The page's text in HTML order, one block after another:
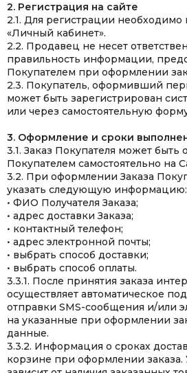
2. Регистрация на сайте
2.1. Для регистрации
«Личный кабинет».
2.2. Продавец не несет
правильность информации,
Покупателем при оформлении
2.3. Покупатель, оформивший
может быть зарегистрирован
или через самостоятельную
3. Оформление и сроки
3.1. Заказ Покупателя может быть
Покупателем самостоятельно на
3.2. При оформлении Заказа
указать следующую информацию:
• ФИО Получателя Заказа;
• адрес доставки Заказа;
• контактный телефон;
• адрес электронной почты;
• выбрать способ доставки;
• выбрать способ оплаты.
3.3.1. После принятия заказа
осуществляет автоматическое
отправки SMS-сообщения и/или
на указанные при оформлении
данные.
3.3.2. Информация о сроках
корзине при оформлении заказа.